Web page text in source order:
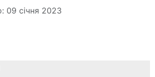
09 січня 2023